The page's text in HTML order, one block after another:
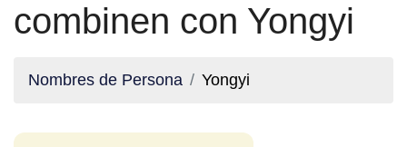
combinen con Yongyi
Nombres de Persona Yongyi